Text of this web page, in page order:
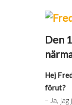
Den
Hej
förut?
– Ja,